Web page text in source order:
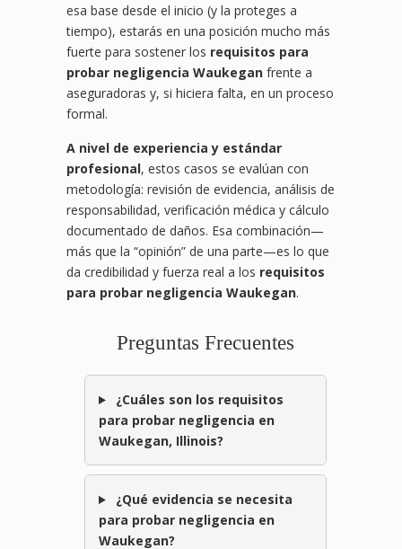
esa base desde el inicio (y la proteges a
tiempo), estarás en una posición mucho más
fuerte para sostener los requisitos para
probar negligencia Waukegan frente a
aseguradoras y, si hiciera falta, en un proceso
formal.
A nivel de experiencia y estándar
profesional, estos casos se evalúan con
metodología: revisión de evidencia, análisis de
responsabilidad, verificación médica y cálculo
documentado de daños. Esa combinación—
más que la “opinión” de una parte—es lo que
da credibilidad y fuerza real a los requisitos
para probar negligencia Waukegan.
Preguntas Frecuentes
¿Cuáles son los requisitos
para probar negligencia en
Waukegan, Illinois?
¿Qué evidencia se necesita
para probar negligencia en
Waukegan?